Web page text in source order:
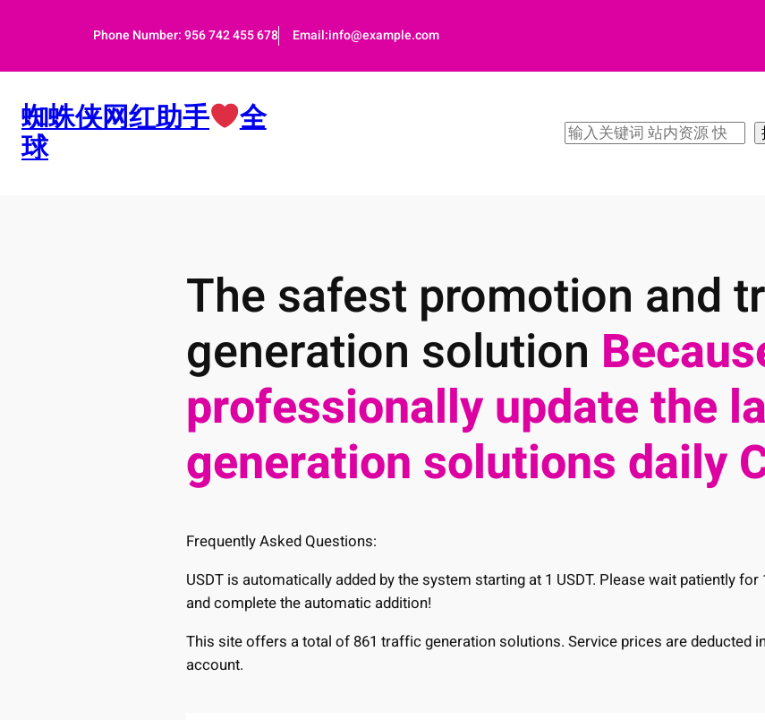
Phone Number: 956 742 455 678 Email:info@example.com
蜘蛛侠网红助手 全
球
搜
The safest promotion and
generation solution
professionally update the
generation solutions daily
Frequently Asked Questions:
USDT is automatically added by the system starting at 1 USDT. Please wait patiently
and complete the automatic addition!
This site offers a total of 861 traffic generation solutions. Service prices are deducted
account.